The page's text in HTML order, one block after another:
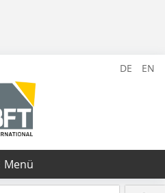
DE EN
Menü